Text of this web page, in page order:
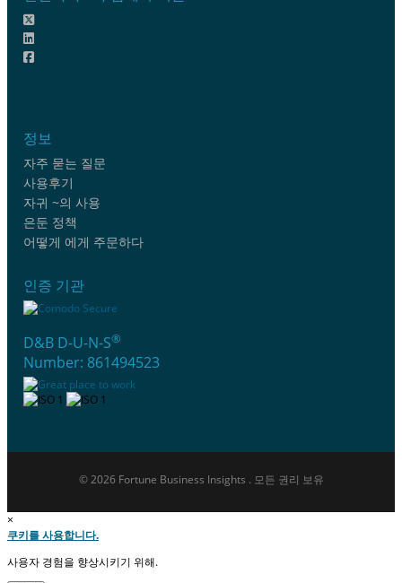
정보
자주 묻는 질문
사용후기
자귀 ~의 사용
은둔 정책
어떻게 에게 주문하다
인증 기관
D&B D-U-N-S®
Number: 861494523
© 2026 Fortune Business Insights . 모든 권리 보유
×
쿠키를 사용합니다.
사용자 경험을 향상시키기 위해.